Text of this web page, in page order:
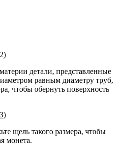
детали, представленные
равным диаметру труб,
чтобы обернуть поверхность
щель такого размера, чтобы
монета.